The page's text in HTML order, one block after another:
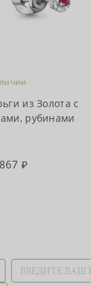
из Золота с
рубинами